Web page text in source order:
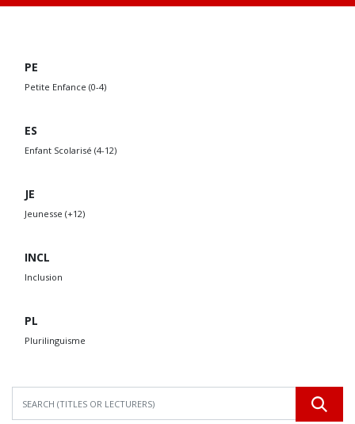
PE
Petite Enfance (0-4)
ES
Enfant Scolarisé (4-12)
JE
Jeunesse (+12)
INCL
Inclusion
PL
Plurilinguisme